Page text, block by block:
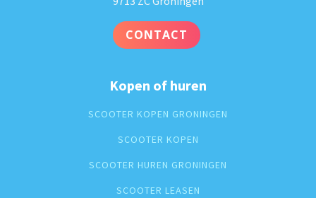
CONTACT
Kopen of huren
SCOOTER KOPEN GRONINGEN
SCOOTER KOPEN
SCOOTER HUREN GRONINGEN
SCOOTER LEASEN